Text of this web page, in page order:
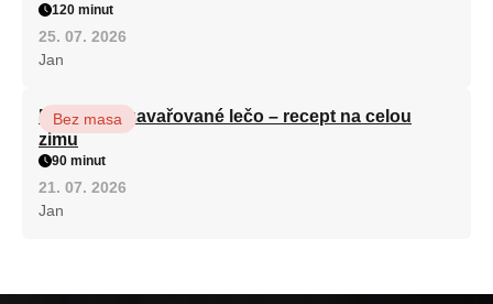
120 minut
25. 07. 2026
Jan
Babiččino zavařované lečo – recept na celou
zimu
Bez masa
90 minut
21. 07. 2026
Jan